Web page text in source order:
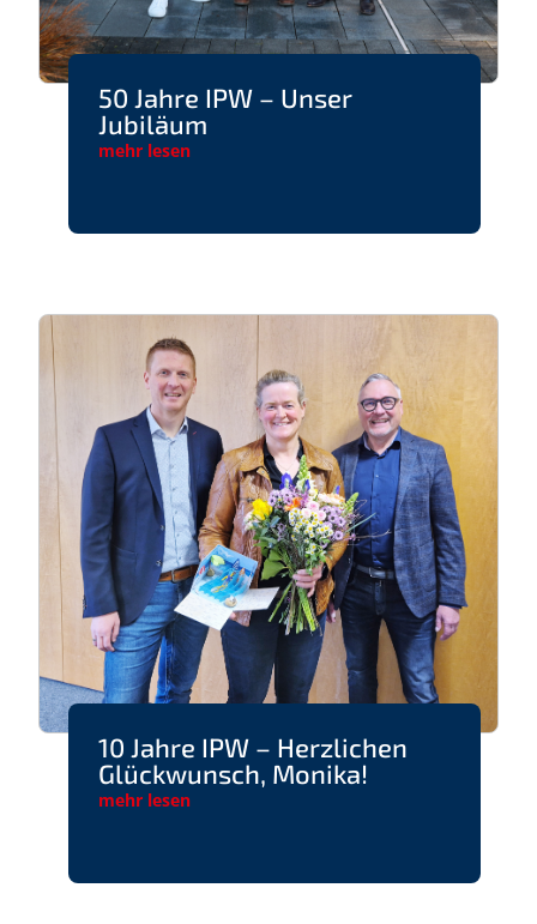
50 Jahre IPW – Unser
Jubiläum
mehr lesen
10 Jahre IPW – Herzlichen
Glückwunsch, Monika!
mehr lesen